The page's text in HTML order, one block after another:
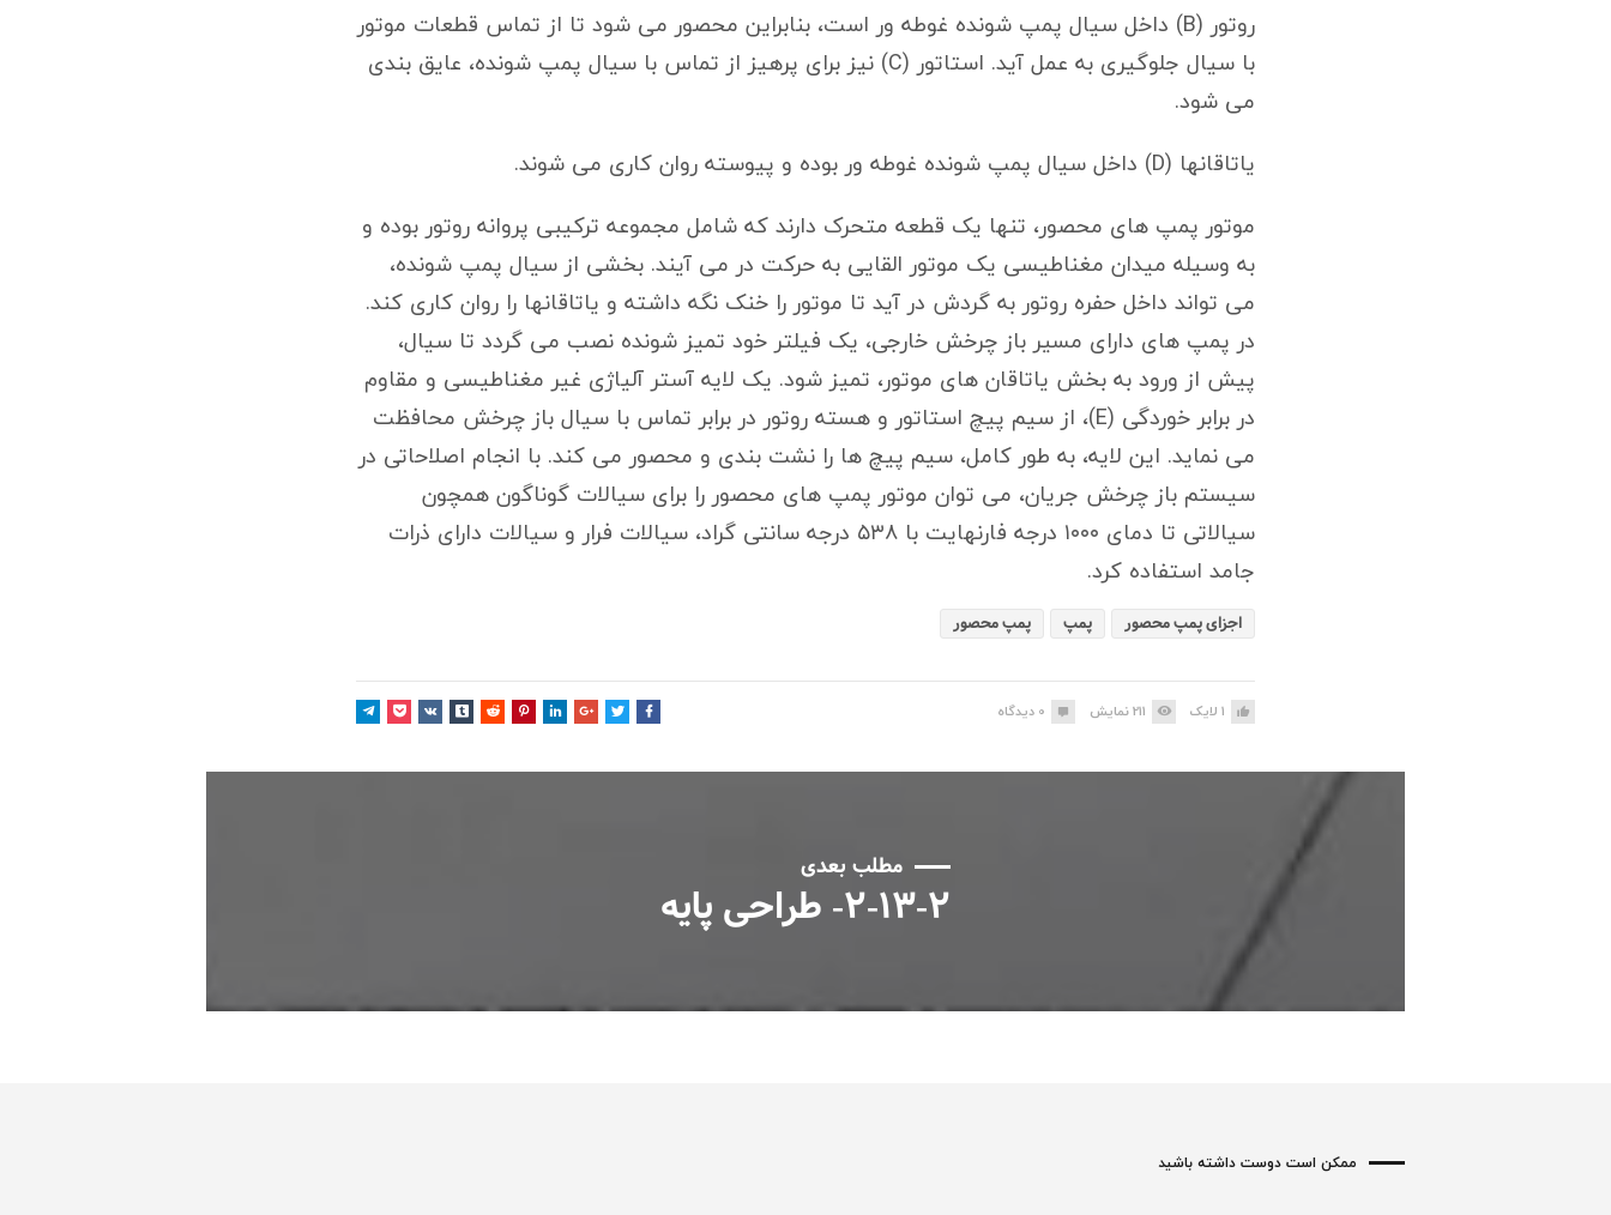
روتور (B) داخل سیال پمپ شونده غوطه ور است، بنابراین محصور می شود تا از تماس قطعات موتور
با سیال جلوگیری به عمل آید. استاتور (C) نیز برای پرهیز از تماس با سیال پمپ شونده، عایق بندی
می شود.
یاتاقانها (D) داخل سیال پمپ شونده غوطه ور بوده و پیوسته روان کاری می شوند.
موتور پمپ های محصور، تنها یک قطعه متحرک دارند که شامل مجموعه ترکیبی پروانه روتور بوده و
به وسیله میدان مغناطیسی یک موتور القایی به حرکت در می آیند. بخشی از سیال پمپ شونده،
می تواند داخل حفره روتور به گردش در آید تا موتور را خنک نگه داشته و یاتاقانها را روان کاری کند.
در پمپ های دارای مسیر باز چرخش خارجی، یک فیلتر خود تمیز شونده نصب می گردد تا سیال،
پیش از ورود به بخش یاتاقان های موتور، تمیز شود. یک لایه آستر آلیاژی غیر مغناطیسی و مقاوم
در برابر خوردگی (E)، از سیم پیچ استاتور و هسته روتور در برابر تماس با سیال باز چرخش محافظت
می نماید. این لایه، به طور کامل، سیم پیچ ها را نشت بندی و محصور می کند. با انجام اصلاحاتی در
سیستم باز چرخش جریان، می توان موتور پمپ های محصور را برای سیالات گوناگون همچون
سیالاتی تا دمای ۱۰۰۰ درجه فارنهایت با ۵۳۸ درجه سانتی گراد، سیالات فرار و سیالات دارای ذرات
جامد استفاده کرد.
اجزای پمپ محصور پمپ پمپ محصور
1 لایک 211نمایش 0 دیدگاه
مطلب بعدی
۲-۱۳-۲- طراحی پایه
ممکن است دوست داشته باشید